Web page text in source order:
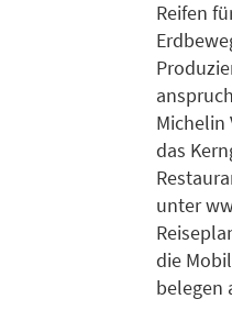
Reifen
Michelin
das
unter
die
belegen